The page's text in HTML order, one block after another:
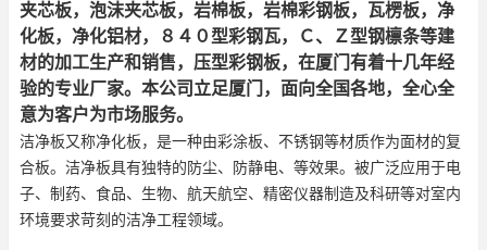
夹芯板，泡沫夹芯板，岩棉板，岩棉彩钢板，瓦楞板，净
化板，净化铝材，８４０型彩钢瓦，Ｃ、Ｚ型钢檩条等建
材的加工生产和销售，压型彩钢板，在厦门有着十几年经
验的专业厂家。本公司立足厦门，面向全国各地，全心全
意为客户为市场服务。
洁净板又称净化板，是一种由彩涂板、不锈钢等材质作为面材的复
合板。洁净板具有独特的防尘、防静电、等效果。被广泛应用于电
子、制药、食品、生物、航天航空、精密仪器制造及科研等对室内
环境要求苛刻的洁净工程领域。